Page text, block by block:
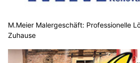
M.Meier Malergeschäft: Professionelle
Zuhause